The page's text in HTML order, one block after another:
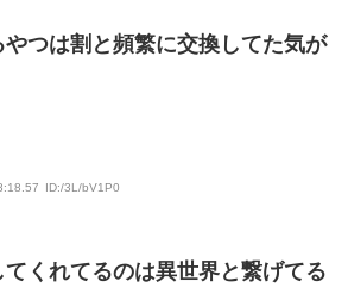
つは割と頻繁に交換してた気が
ID:/3L/bV1P0
くれてるのは異世界と繋げてる